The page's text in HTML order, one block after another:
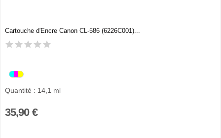
Cartouche d'Encre Canon CL-586 (6226C001)...
Quantité : 14,1 ml
35,90 €